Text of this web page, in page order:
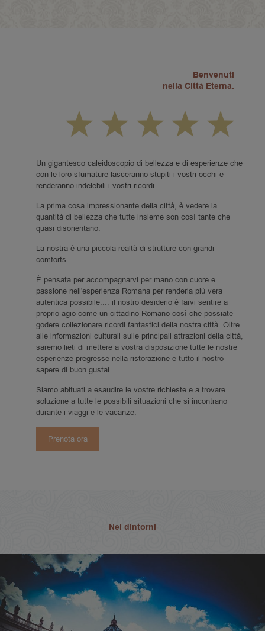
Benvenuti
nella Città Eterna.
Un gigantesco caleidoscopio di bellezza e di esperienze che
con le loro sfumature lasceranno stupiti i vostri occhi e
renderanno indelebili i vostri ricordi.
La prima cosa impressionante della città, è vedere la
quantità di bellezza che tutte insieme son così tante che
quasi disorientano.
La nostra è una piccola realtà di strutture con grandi
comforts.
È pensata per accompagnarvi per mano con cuore e
passione nell'esperienza Romana per renderla più vera
autentica possibile.... il nostro desiderio è farvi sentire a
proprio agio come un cittadino Romano così che possiate
godere collezionare ricordi fantastici della nostra città. Oltre
alle informazioni culturali sulle principali attrazioni della città,
saremo lieti di mettere a vostra disposizione tutte le nostre
esperienze pregresse nella ristorazione e tutto il nostro
sapere di buon gustai.
Siamo abituati a esaudire le vostre richieste e a trovare
soluzione a tutte le possibili situazioni che si incontrano
durante i viaggi e le vacanze.
Prenota ora
Nei dintorni